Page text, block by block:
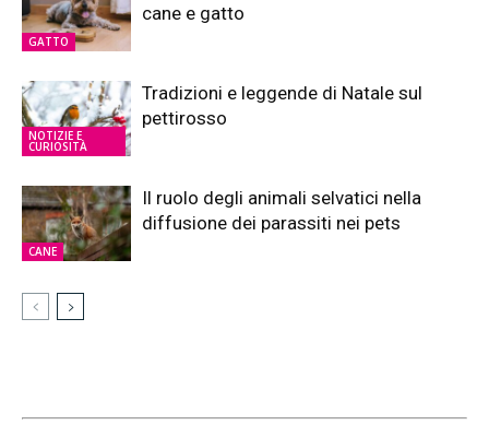
GATTO
cane e gatto
NOTIZIE E
CURIOSITÀ
Tradizioni e leggende di Natale sul
pettirosso
CANE
Il ruolo degli animali selvatici nella
diffusione dei parassiti nei pets